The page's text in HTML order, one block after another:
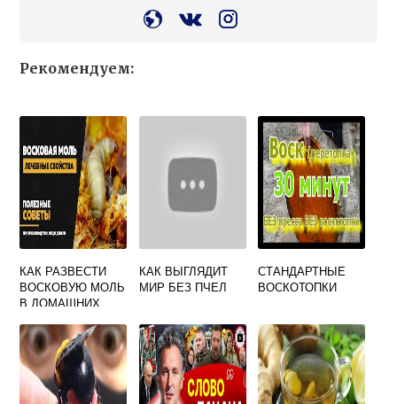
Рекомендуем:
КАК РАЗВЕСТИ
ВОСКОВУЮ МОЛЬ
В ДОМАШНИХ
КАК ВЫГЛЯДИТ
МИР БЕЗ ПЧЕЛ
СТАНДАРТНЫЕ
ВОСКОТОПКИ